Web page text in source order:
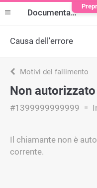
Documentazione
Causa dell’errore
Motivi del fallimento
Non autorizzato
#1399999999999
Il chiamante non è
corrente.